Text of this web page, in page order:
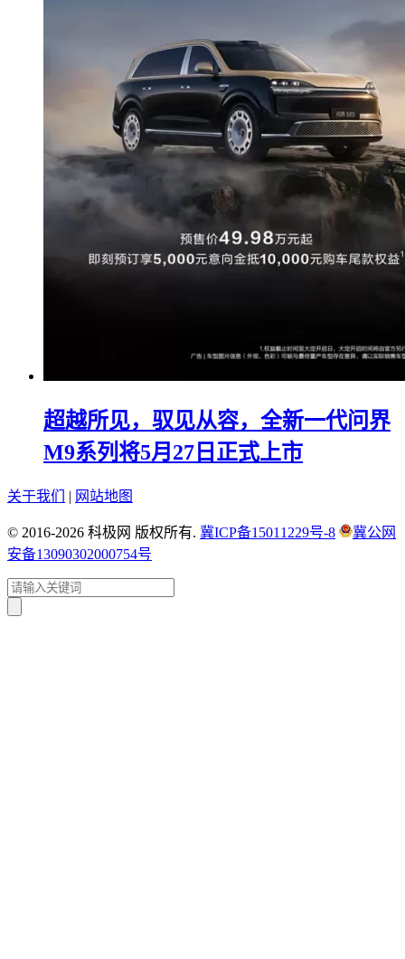
超越所见，驭见从容，全新一代问界
M9系列将5月27日正式上市
关于我们 | 网站地图
© 2016-2026 科极网 版权所有. 冀ICP备15011229号-8
冀公网
安备13090302000754号